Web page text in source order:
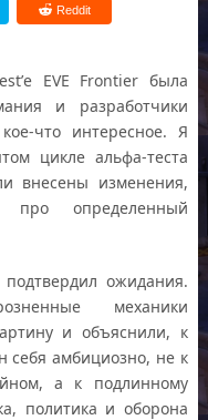
Reddit
EVE Frontier была
и разработчики
что интересное. Я
цикле альфа-теста
внесены изменения,
про определенный
ожидания.
механики
и объяснили, к
себя амбициозно, не к
а к подлинному
политика и оборона